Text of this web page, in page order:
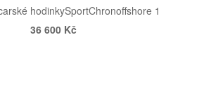
hodinkySportChronoffshore 1
36 600 Kč